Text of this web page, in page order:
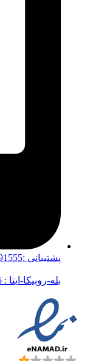
پشتیبانی :09033191555 واتس آپ
بله-روبیکا-ایتا : 09033191555